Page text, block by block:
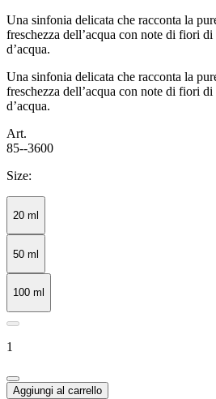
Una sinfonia delicata che racconta la
freschezza dell’acqua con note di fiori
d’acqua.
Una sinfonia delicata che racconta la
freschezza dell’acqua con note di fiori
d’acqua.
Art.
85--3600
Size:
20 ml
50 ml
100 ml
1
Aggiungi al carrello